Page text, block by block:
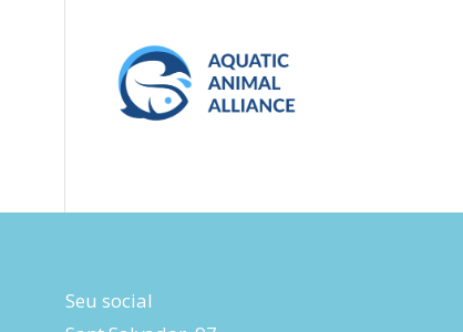
Seu social